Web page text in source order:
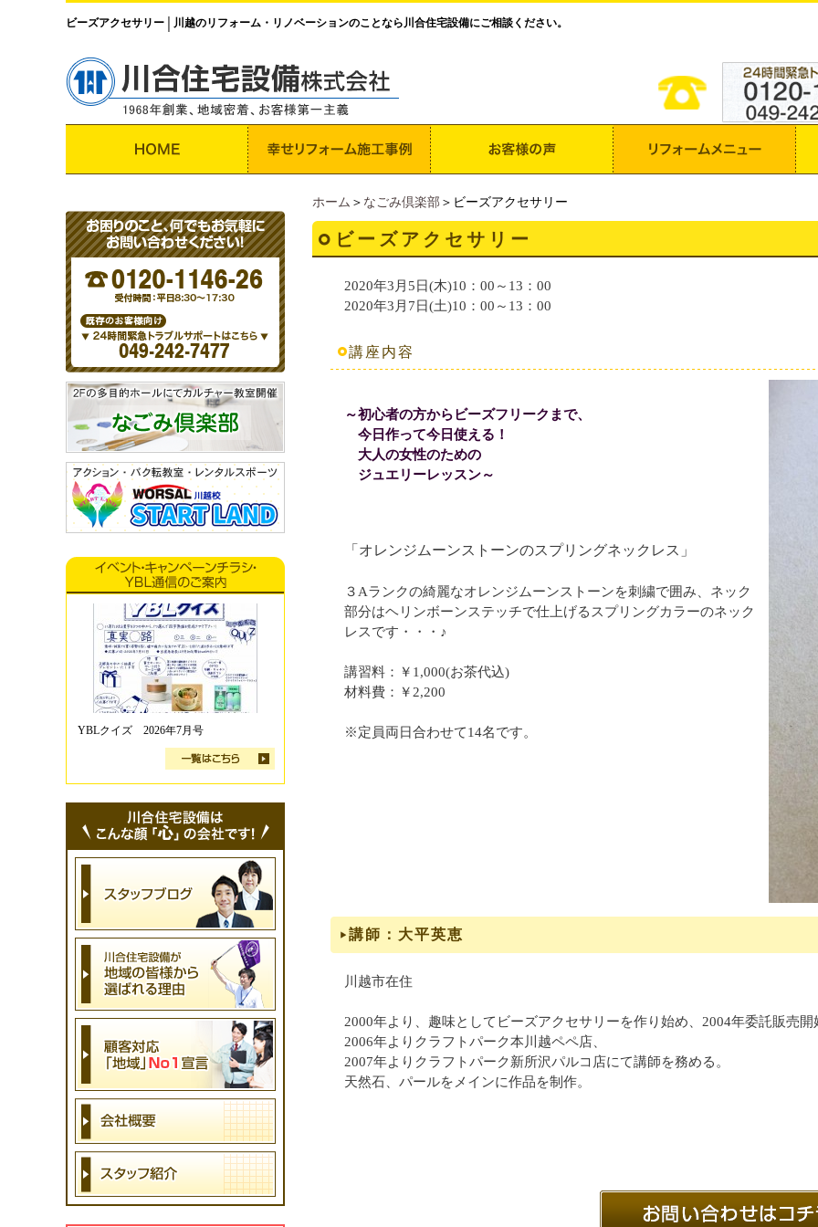
ビーズアクセサリー 川越のリフォーム・リノベーションのことなら川合住宅設備にご相談ください。
ホーム ＞ なごみ倶楽部 ＞ビーズアクセサリー
ビーズアクセサリー
2020年3月5日(木)10：00～13：00
2020年3月7日(土)10：00～13：00
講座内容
～初心者の方からビーズフリークまで、
今日作って今日使える！
大人の女性のための
ジュエリーレッスン～
「オレンジムーンストーンのスプリングネックレス」
３Aランクの綺麗なオレンジムーンストーンを刺繍で囲み、ネック
部分はヘリンボーンステッチで仕上げるスプリングカラーのネック
レスです・・・♪
講習料：￥1,000(お茶代込)
材料費：￥2,200
※定員両日合わせて14名です。
講師：大平英恵
川越市在住
2000年より、趣味としてビーズアクセサリーを作り始め、2004年委託販売開
2006年よりクラフトパーク本川越ペペ店、
2007年よりクラフトパーク新所沢パルコ店にて講師を務める。
天然石、パールをメインに作品を制作。
YBLクイズ 2026年7月号